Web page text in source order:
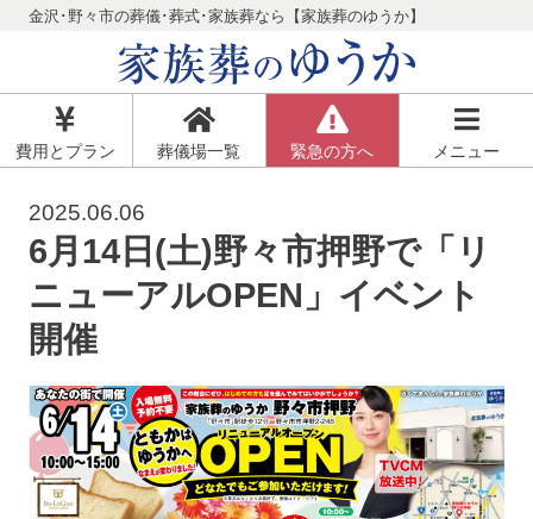
金沢･野々市の葬儀･葬式･家族葬なら【家族葬のゆうか】
費用とプラン 葬儀場一覧 緊急の方へ メニュー
2025.06.06
6月14日(土)野々市押野で「リ
ニューアルOPEN」イベント
開催